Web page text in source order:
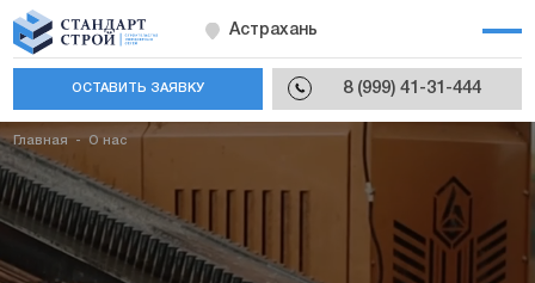
Астрахань
8 (999) 41-31-444
ОСТАВИТЬ ЗАЯВКУ
Главная О нас